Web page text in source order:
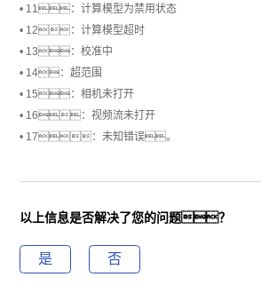
• 11：计算模型为禁用状态
• 12：计算模型超时
• 13：校准中
• 14：超范围
• 15：相机未打开
• 16：视频流未打开
• 17：未知错误。
以上信息是否解决了您的问题？
是 否